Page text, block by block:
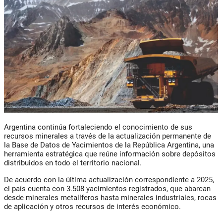
Argentina continúa fortaleciendo el conocimiento de sus
recursos minerales a través de la actualización permanente de
la Base de Datos de Yacimientos de la República Argentina, una
herramienta estratégica que reúne información sobre depósitos
distribuidos en todo el territorio nacional.
De acuerdo con la última actualización correspondiente a 2025,
el país cuenta con 3.508 yacimientos registrados, que abarcan
desde minerales metalíferos hasta minerales industriales, rocas
de aplicación y otros recursos de interés económico.